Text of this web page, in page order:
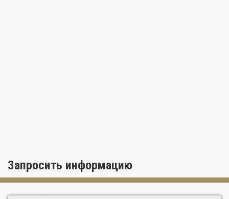
Запросить информацию